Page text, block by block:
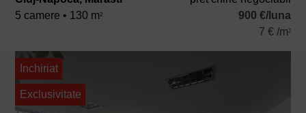
5 camere • 130 m2
900 €/luna
7 € /m2
Inchiriat
Exclusivitate